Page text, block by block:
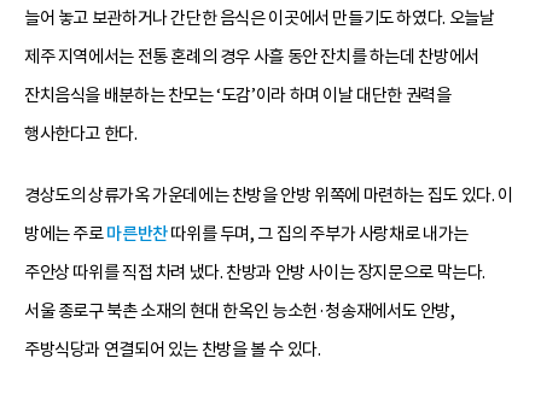
늘어 놓고 보관하거나 간단한 음식은 이곳에서 만들기도 하였다. 오늘날
제주 지역에서는 전통 혼례의 경우 사흘 동안 잔치를 하는데 찬방에서
잔치음식을 배분하는 찬모는 ‘도감’이라 하며 이날 대단한 권력을
행사한다고 한다.
경상도의 상류가옥 가운데에는 찬방을 안방 위쪽에 마련하는 집도 있다. 이
방에는 주로마른반찬따위를 두며, 그 집의 주부가 사랑채로 내가는
주안상 따위를 직접 차려 냈다. 찬방과 안방 사이는 장지문으로 막는다.
서울 종로구 북촌 소재의 현대 한옥인 능소헌·청송재에서도 안방,
주방식당과 연결되어 있는 찬방을 볼 수 있다.